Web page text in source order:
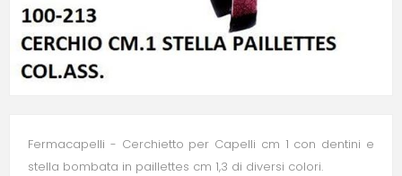
Fermacapelli - Cerchietto per Capelli cm 1 con dentini e
stella bombata in paillettes cm 1,3 di diversi colori.